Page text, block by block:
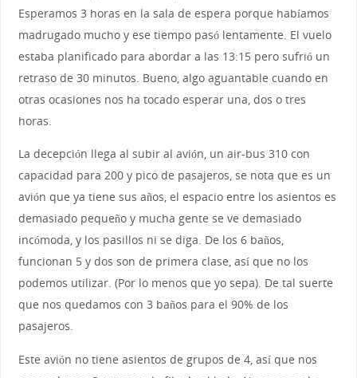
Esperamos 3 horas en la sala de espera porque habíamos
madrugado mucho y ese tiempo pasó lentamente. El vuelo
estaba planificado para abordar a las 13:15 pero sufrió un
retraso de 30 minutos. Bueno, algo aguantable cuando en
otras ocasiones nos ha tocado esperar una, dos o tres
horas.
La decepción llega al subir al avión, un air-bus 310 con
capacidad para 200 y pico de pasajeros, se nota que es un
avión que ya tiene sus años, el espacio entre los asientos es
demasiado pequeño y mucha gente se ve demasiado
incómoda, y los pasillos ni se diga. De los 6 baños,
funcionan 5 y dos son de primera clase, así que no los
podemos utilizar. (Por lo menos que yo sepa). De tal suerte
que nos quedamos con 3 baños para el 90% de los
pasajeros.
Este avión no tiene asientos de grupos de 4, así que nos